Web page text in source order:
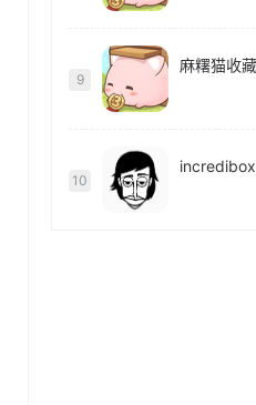
9
10